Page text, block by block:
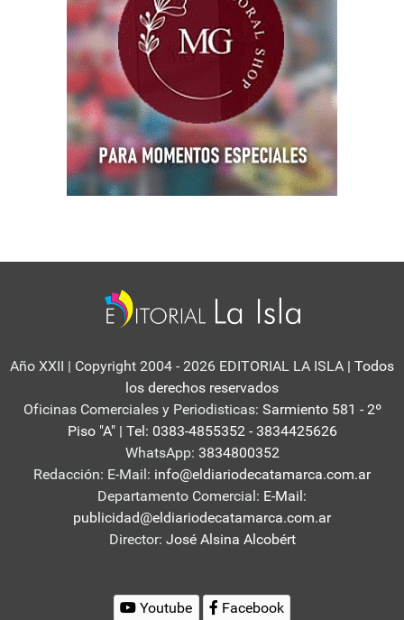
Año XXII | Copyright 2004 - 2026 EDITORIAL LA ISLA | Todos
los derechos reservados
Oficinas Comerciales y Periodisticas: Sarmiento 581 - 2º
Piso "A" | Tel: 0383-4855352 - 3834425626
WhatsApp: 3834800352
Redacción: E-Mail: info@eldiariodecatamarca.com.ar
Departamento Comercial: E-Mail:
publicidad@eldiariodecatamarca.com.ar
Director: José Alsina Alcobért
Youtube Facebook